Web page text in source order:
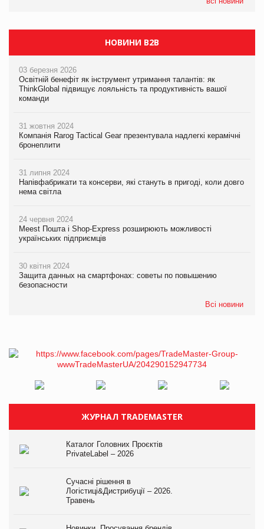
НОВИНИ B2B
03 березня 2026
Освітній бенефіт як інструмент утримання талантів: як
ThinkGlobal підвищує лояльність та продуктивність вашої
команди
31 жовтня 2024
Компанія Rarog Tactical Gear презентувала надлегкі керамічні
бронеплити
31 липня 2024
Напівфабрикати та консерви, які стануть в пригоді, коли довго
нема світла
24 червня 2024
Meest Пошта і Shop-Express розширюють можливості
українських підприємців
30 квітня 2024
Защита данных на смартфонах: советы по повышению
безопасности
Всі новини
ЖУРНАЛ TRADEMASTER
Каталог Головних Проєктів
PrivateLabel – 2026
Сучасні рішення в
Логістиці&Дистрибуції – 2026.
Травень